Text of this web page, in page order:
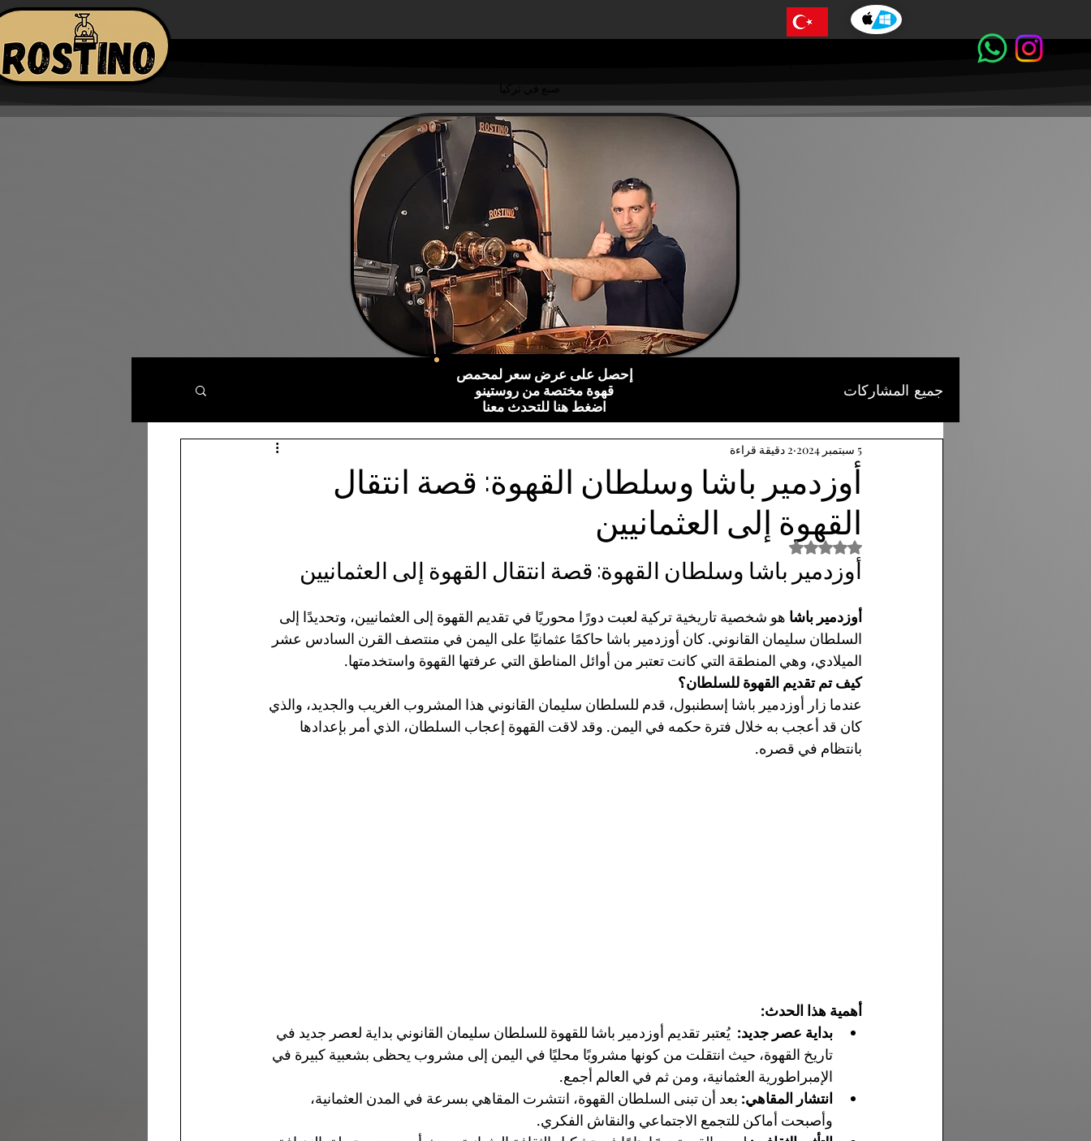
جميع المشاركات
أوزدمير باشا وسلطان القهوة: قصة انتقال
القهوة إلى العثمانيين
5 سبتمبر 2024 2 دقيقة قراءة
تم التقييم بـ ليس رقمًا من أصل 5 نجوم.
أوزدمير باشا وسلطان القهوة: قصة انتقال القهوة إلى العثمانيين
أوزدمير باشا هو شخصية تاريخية تركية لعبت دورًا محوريًا في تقديم القهوة إلى العثمانيين، وتحديدًا إلى
السلطان سليمان القانوني. كان أوزدمير باشا حاكمًا عثمانيًا على اليمن في منتصف القرن السادس عشر
الميلادي، وهي المنطقة التي كانت تعتبر من أوائل المناطق التي عرفتها القهوة واستخدمتها.
كيف تم تقديم القهوة للسلطان؟
عندما زار أوزدمير باشا إسطنبول، قدم للسلطان سليمان القانوني هذا المشروب الغريب والجديد، والذي
كان قد أعجب به خلال فترة حكمه في اليمن. وقد لاقت القهوة إعجاب السلطان، الذي أمر بإعدادها
بانتظام في قصره.
أهمية هذا الحدث:
بداية عصر جديد: يُعتبر تقديم أوزدمير باشا للقهوة للسلطان سليمان القانوني بداية لعصر جديد في
تاريخ القهوة، حيث انتقلت من كونها مشروبًا محليًا في اليمن إلى مشروب يحظى بشعبية كبيرة في
الإمبراطورية العثمانية، ومن ثم في العالم أجمع.
انتشار المقاهي: بعد أن تبنى السلطان القهوة، انتشرت المقاهي بسرعة في المدن العثمانية،
وأصبحت أماكن للتجمع الاجتماعي والنقاش الفكري.
إحصل على عرض سعر لمحمص
قهوة مختصة من روستينو
اضغط هنا للتحدث معنا